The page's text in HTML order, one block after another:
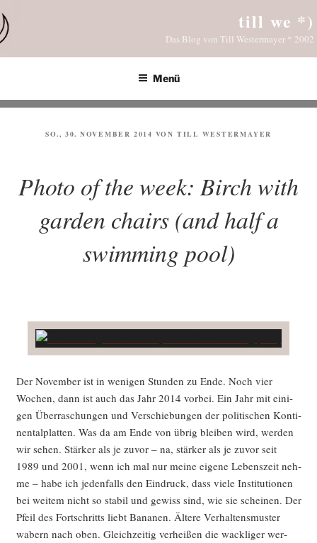
Inhalt
springen
till we *)
Das Blog von Till Westermayer * 2002
Menü
VERÖFFENTLICHT
SO., 30. NOVEMBER 2014 VON TILL WESTERMAYER
Photo of the week: Birch with
garden chairs (and half a
swimming pool)
Der Novem­ber ist in weni­gen Stun­den zu Ende. Noch vier
Wochen, dann ist auch das Jahr 2014 vor­bei. Ein Jahr mit eini­
gen Über­ra­schun­gen und Ver­schie­bun­gen der poli­ti­schen Kon­ti­
nen­tal­plat­ten. Was da am Ende von übrig blei­ben wird, wer­den
wir sehen. Stär­ker als je zuvor – na, stär­ker als je zuvor seit
1989 und 2001, wenn ich mal nur mei­ne eige­ne Lebens­zeit neh­
me – habe ich jeden­falls den Ein­druck, dass vie­le Insti­tu­tio­nen
bei wei­tem nicht so sta­bil und gewiss sind, wie sie schei­nen. Der
Pfeil des Fort­schritts liebt Bana­nen. Älte­re Ver­hal­tens­mus­ter
wabern nach oben. Gleich­zei­tig ver­hei­ßen die wack­li­ger wer­